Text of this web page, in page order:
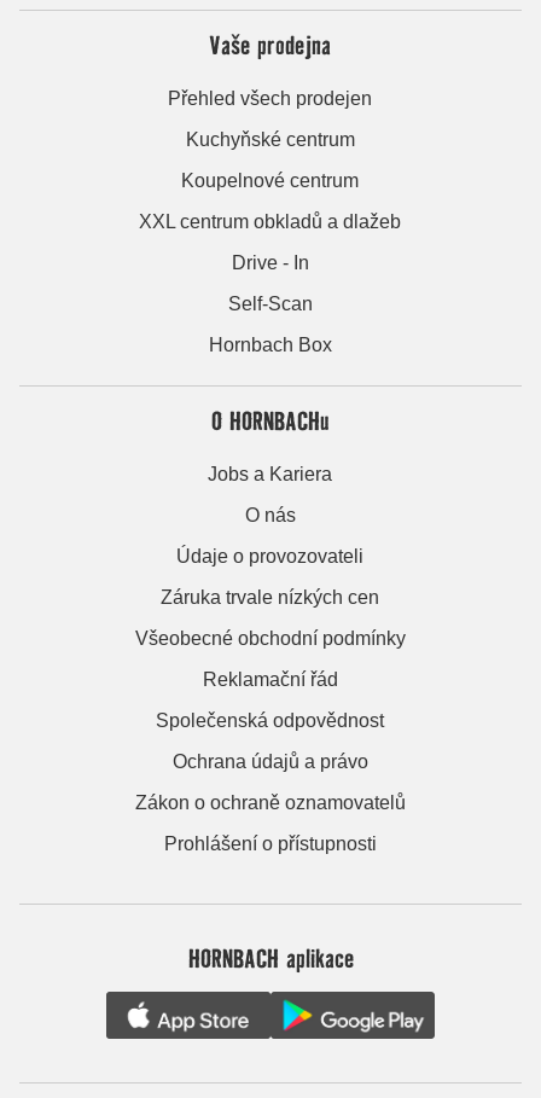
Vaše prodejna
Přehled všech prodejen
Kuchyňské centrum
Koupelnové centrum
XXL centrum obkladů a dlažeb
Drive - In
Self-Scan
Hornbach Box
O HORNBACHu
Jobs a Kariera
O nás
Údaje o provozovateli
Záruka trvale nízkých cen
Všeobecné obchodní podmínky
Reklamační řád
Společenská odpovědnost
Ochrana údajů a právo
Zákon o ochraně oznamovatelů
Prohlášení o přístupnosti
HORNBACH aplikace